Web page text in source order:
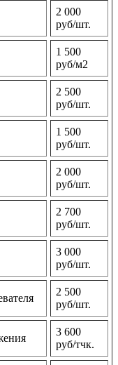
2 000
руб/шт.
1 500
руб/м2
2 500
руб/шт.
1 500
руб/шт.
2 000
руб/шт.
2 700
руб/шт.
3 000
руб/шт.
2 500
руб/шт.
3 600
руб/тчк.